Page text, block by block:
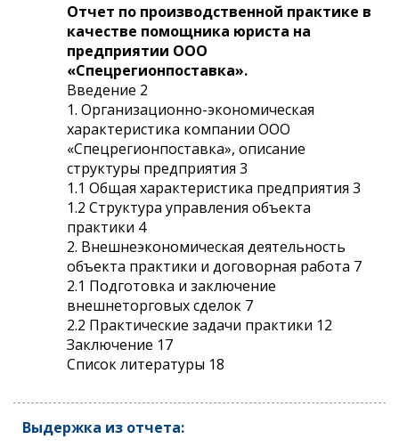
Отчет по производственной практике в
качестве помощника юриста на
предприятии ООО
«Спецрегионпоставка».
Введение 2
1. Организационно-экономическая
характеристика компании ООО
«Спецрегионпоставка», описание
структуры предприятия 3
1.1 Общая характеристика предприятия 3
1.2 Структура управления объекта
практики 4
2. Внешнеэкономическая деятельность
объекта практики и договорная работа 7
2.1 Подготовка и заключение
внешнеторговых сделок 7
2.2 Практические задачи практики 12
Заключение 17
Список литературы 18
Выдержка из отчета: